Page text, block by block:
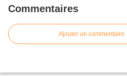
Commentaires
Ajouter un commentaire